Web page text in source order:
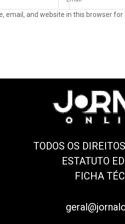
email, and website in this browser
TODOS OS
ESTATUTO
FICHA